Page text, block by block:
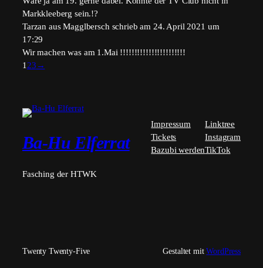
Markkleeberg sein.!?
Tarzan aus Magglbersch schrieb am 24. April 2021 um
17:29
Wir machen was am 1.Mai !!!!!!!!!!!!!!!!!!!!!!!
Navigation
1 23 →
Ba-Hu Elferrat
Fasching der HTWK
Impressum
Tickets
Bazubi werden
Linktree
Instagram
TikTok
Twenty Twenty-Five Gestaltet mitWordPress